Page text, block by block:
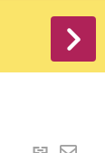
Lien